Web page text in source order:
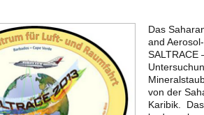
Das
and
von der
Karibik.